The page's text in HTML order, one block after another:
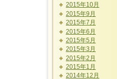
2015年10月
2015年9月
2015年7月
2015年6月
2015年5月
2015年3月
2015年2月
2015年1月
2014年12月